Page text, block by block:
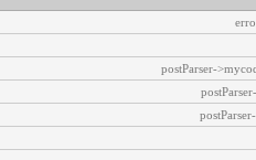
postParser-